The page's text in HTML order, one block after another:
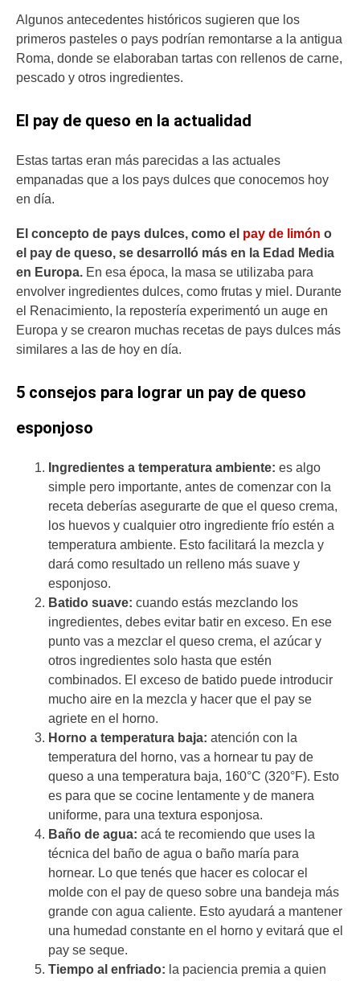
Algunos antecedentes históricos sugieren que los
primeros pasteles o pays podrían remontarse a la antigua
Roma, donde se elaboraban tartas con rellenos de carne,
pescado y otros ingredientes.
El pay de queso en la actualidad
Estas tartas eran más parecidas a las actuales
empanadas que a los pays dulces que conocemos hoy
en día.
El concepto de pays dulces, como el pay de limón o
el pay de queso, se desarrolló más en la Edad Media
en Europa. En esa época, la masa se utilizaba para
envolver ingredientes dulces, como frutas y miel. Durante
el Renacimiento, la repostería experimentó un auge en
Europa y se crearon muchas recetas de pays dulces más
similares a las de hoy en día.
5 consejos para lograr un pay de queso
esponjoso
Ingredientes a temperatura ambiente: es algo
simple pero importante, antes de comenzar con la
receta deberías asegurarte de que el queso crema,
los huevos y cualquier otro ingrediente frío estén a
temperatura ambiente. Esto facilitará la mezcla y
dará como resultado un relleno más suave y
esponjoso.
Batido suave: cuando estás mezclando los
ingredientes, debes evitar batir en exceso. En ese
punto vas a mezclar el queso crema, el azúcar y
otros ingredientes solo hasta que estén
combinados. El exceso de batido puede introducir
mucho aire en la mezcla y hacer que el pay se
agriete en el horno.
Horno a temperatura baja: atención con la
temperatura del horno, vas a hornear tu pay de
queso a una temperatura baja, 160°C (320°F). Esto
es para que se cocine lentamente y de manera
uniforme, para una textura esponjosa.
Baño de agua: acá te recomiendo que uses la
técnica del baño de agua o baño maría para
hornear. Lo que tenés que hacer es colocar el
molde con el pay de queso sobre una bandeja más
grande con agua caliente. Esto ayudará a mantener
una humedad constante en el horno y evitará que el
pay se seque.
Tiempo al enfriado: la paciencia premia a quien